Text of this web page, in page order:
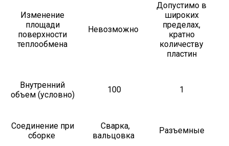
Изменение
площади
поверхности
теплообмена
Невозможно
Допустимо в
широких
пределах,
кратно
количеству
пластин
Внутренний
объем (условно)
100 1
Соединение при
сборке
Сварка,
вальцовка
Разъемные